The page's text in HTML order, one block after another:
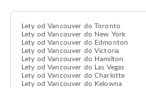
Lety od Vancouver do Toronto
Lety od Vancouver do New York
Lety od Vancouver do Edmonton
Lety od Vancouver do Victoria
Lety od Vancouver do Hamilton
Lety od Vancouver do Las Vegas
Lety od Vancouver do Charlotte
Lety od Vancouver do Kelowna